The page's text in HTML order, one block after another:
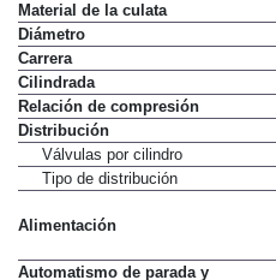
Material de la culata
Diámetro
Carrera
Cilindrada
Relación de compresión
Distribución
Válvulas por cilindro
Tipo de distribución
Alimentación
Automatismo de parada y